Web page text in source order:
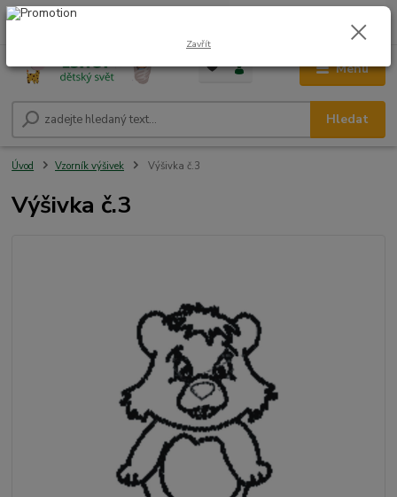
Menu
Hledat
+420 604 278 943 0,00 Kč
Úvod Vzorník výšivek Výšivka č.3
Výšivka č.3
Zavřít